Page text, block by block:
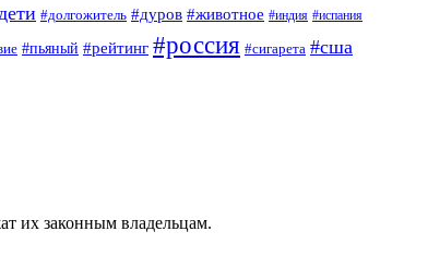
#долгожитель #дуров #животное #индия #испания
#пьяный #рейтинг #россия #сигарета #сша
их законным владельцам.